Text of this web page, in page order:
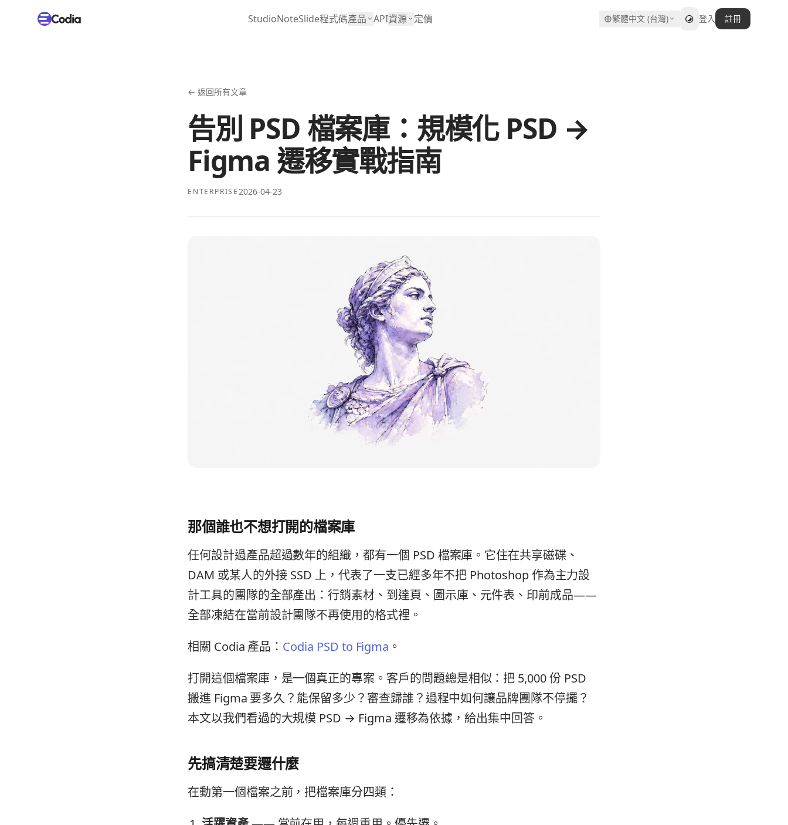
StudioNoteSlide程式碼產品 API資源 定價 繁體中文 (台灣) 登入 註冊
← 返回所有文章
告別 PSD 檔案庫：規模化 PSD →
Figma 遷移實戰指南
ENTERPRISE2026-04-23
那個誰也不想打開的檔案庫
任何設計過產品超過數年的組織，都有一個 PSD 檔案庫。它住在共享磁碟、
DAM 或某人的外接 SSD 上，代表了一支已經多年不把 Photoshop 作為主力設
計工具的團隊的全部產出：行銷素材、到達頁、圖示庫、元件表、印前成品——
全部凍結在當前設計團隊不再使用的格式裡。
相關 Codia 產品： Codia PSD to Figma 。
打開這個檔案庫，是一個真正的專案。客戶的問題總是相似：把 5,000 份 PSD
搬進 Figma 要多久？能保留多少？審查歸誰？過程中如何讓品牌團隊不停擺？
本文以我們看過的大規模 PSD → Figma 遷移為依據，給出集中回答。
先搞清楚要遷什麼
在動第一個檔案之前，把檔案庫分四類：